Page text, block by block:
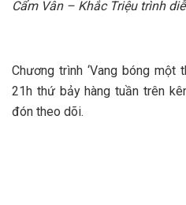
Cẩm Vân – Khắc Triệu trình
Chương trình ‘Vang bóng một
21h thứ bảy hàng tuần trên
đón theo dõi.